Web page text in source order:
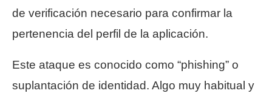
de verificación necesario para confirmar la
pertenencia del perfil de la aplicación.
Este ataque es conocido como “phishing” o
suplantación de identidad. Algo muy habitual y